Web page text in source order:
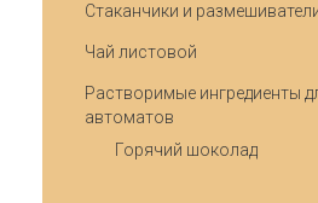
Стаканчики и
Чай листовой
Растворимые ингредиенты
автоматов
Горячий шоколад